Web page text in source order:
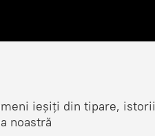
ieșiți din tipare, istorii
noastră